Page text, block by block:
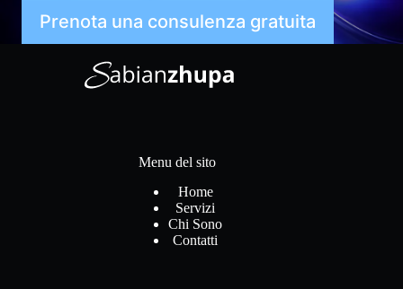
Prenota una consulenza gratuita
Menu del sito
Home
Servizi
Chi Sono
Contatti